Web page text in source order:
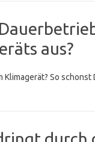
aus?
So